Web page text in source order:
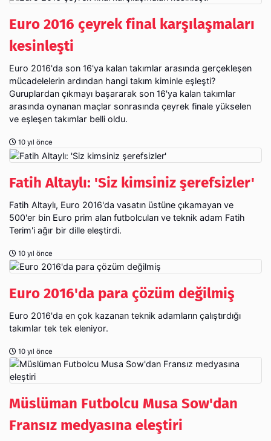
Euro 2016 çeyrek final karşılaşmaları
kesinleşti
Euro 2016'da son 16'ya kalan takımlar arasında gerçekleşen
mücadelelerin ardından hangi takım kiminle eşleşti?
Guruplardan çıkmayı başararak son 16'ya kalan takımlar
arasında oynanan maçlar sonrasında çeyrek finale yükselen
ve eşleşen takımlar belli oldu.
10 yıl önce
Fatih Altaylı: 'Siz kimsiniz şerefsizler'
Fatih Altaylı, Euro 2016'da vasatın üstüne çıkamayan ve
500'er bin Euro prim alan futbolcuları ve teknik adam Fatih
Terim'i ağır bir dille eleştirdi.
10 yıl önce
Euro 2016'da para çözüm değilmiş
Euro 2016'da en çok kazanan teknik adamların çalıştırdığı
takımlar tek tek eleniyor.
10 yıl önce
Müslüman Futbolcu Musa Sow'dan
Fransız medyasına eleştiri